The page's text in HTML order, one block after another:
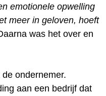
emotionele opwelling
meer in geloven, hoeft
was het over en
ondernemer.
aan een bedrijf dat